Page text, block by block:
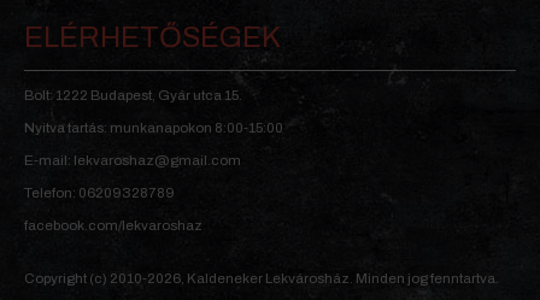
ELÉRHETŐSÉGEK
Bolt: 1222 Budapest, Gyár utca 15.
Nyitva tartás: munkanapokon 8:00-15:00
E-mail: lekvaroshaz@gmail.com
Telefon: 06209328789
facebook.com/lekvaroshaz
Copyright (c) 2010-2026, Kaldeneker Lekvárosház. Minden jog fenntartva.